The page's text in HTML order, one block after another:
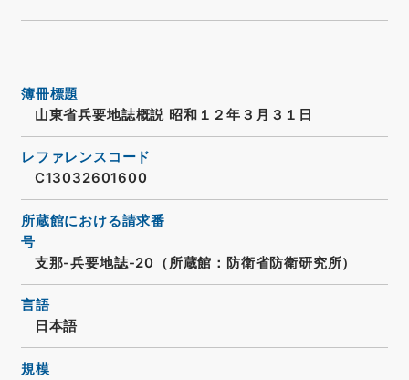
簿冊標題
山東省兵要地誌概説 昭和１２年３月３１日
レファレンスコード
C13032601600
所蔵館における請求番
号
支那-兵要地誌-20（所蔵館：防衛省防衛研究所）
言語
日本語
規模